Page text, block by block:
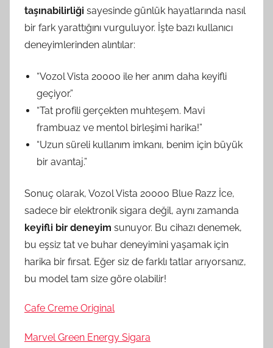
taşınabilirliği sayesinde günlük hayatlarında nasıl
bir fark yarattığını vurguluyor. İşte bazı kullanıcı
deneyimlerinden alıntılar:
“Vozol Vista 20000 ile her anım daha keyifli
geçiyor.”
“Tat profili gerçekten muhteşem. Mavi
frambuaz ve mentol birleşimi harika!”
“Uzun süreli kullanım imkanı, benim için büyük
bir avantaj.”
Sonuç olarak, Vozol Vista 20000 Blue Razz İce,
sadece bir elektronik sigara değil, aynı zamanda
keyifli bir deneyim sunuyor. Bu cihazı denemek,
bu eşsiz tat ve buhar deneyimini yaşamak için
harika bir fırsat. Eğer siz de farklı tatlar arıyorsanız,
bu model tam size göre olabilir!
Cafe Creme Original
Marvel Green Energy Sigara